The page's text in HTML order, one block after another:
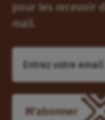
pour les recevoir
mail.
M'abonner